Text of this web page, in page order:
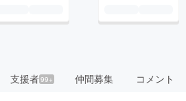
支援者99+ 仲間募集 コメント